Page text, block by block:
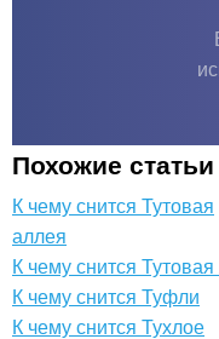
Похожие статьи
К чему снится Тутовая
аллея
К чему снится Тутовая
К чему снится Туфли
К чему снится Тухлое